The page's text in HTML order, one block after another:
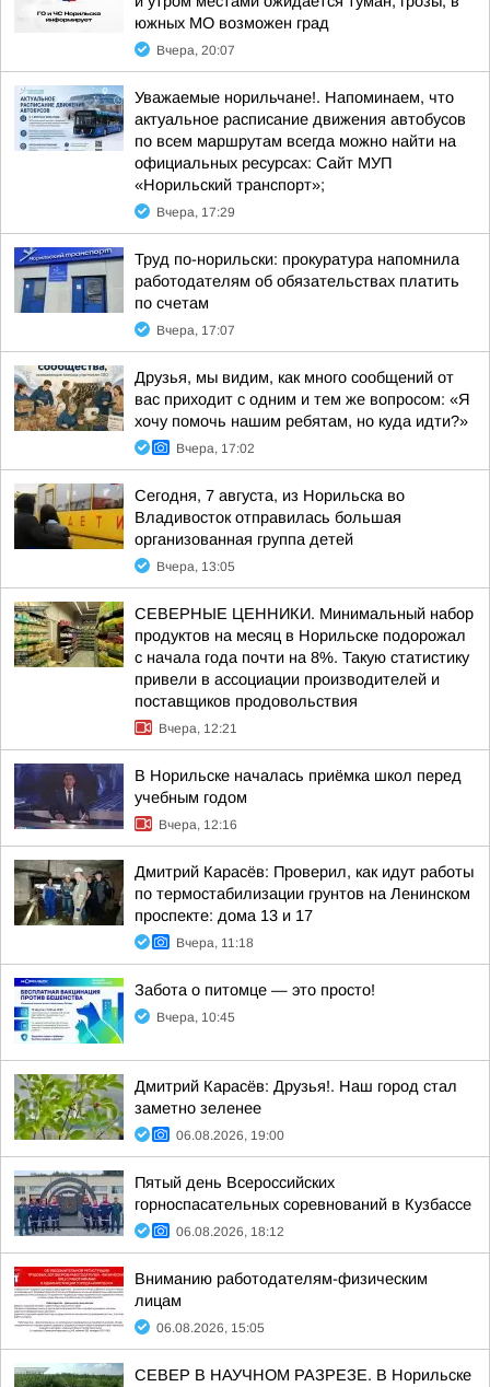
южных МО возможен град
Вчера, 20:07
Уважаемые норильчане!. Напоминаем, что
актуальное расписание движения автобусов
по всем маршрутам всегда можно найти на
официальных ресурсах: Сайт МУП
«Норильский транспорт»;
Вчера, 17:29
Труд по-норильски: прокуратура напомнила
работодателям об обязательствах платить
по счетам
Вчера, 17:07
Друзья, мы видим, как много сообщений от
вас приходит с одним и тем же вопросом: «Я
хочу помочь нашим ребятам, но куда идти?»
Вчера, 17:02
Сегодня, 7 августа, из Норильска во
Владивосток отправилась большая
организованная группа детей
Вчера, 13:05
СЕВЕРНЫЕ ЦЕННИКИ. Минимальный набор
продуктов на месяц в Норильске подорожал
с начала года почти на 8%. Такую статистику
привели в ассоциации производителей и
поставщиков продовольствия
Вчера, 12:21
В Норильске началась приёмка школ перед
учебным годом
Вчера, 12:16
Дмитрий Карасёв: Проверил, как идут работы
по термостабилизации грунтов на Ленинском
проспекте: дома 13 и 17
Вчера, 11:18
Забота о питомце — это просто!
Вчера, 10:45
Дмитрий Карасёв: Друзья!. Наш город стал
заметно зеленее
06.08.2026, 19:00
Пятый день Всероссийских
горноспасательных соревнований в Кузбассе
06.08.2026, 18:12
Вниманию работодателям-физическим
лицам
06.08.2026, 15:05
СЕВЕР В НАУЧНОМ РАЗРЕЗЕ. В Норильске